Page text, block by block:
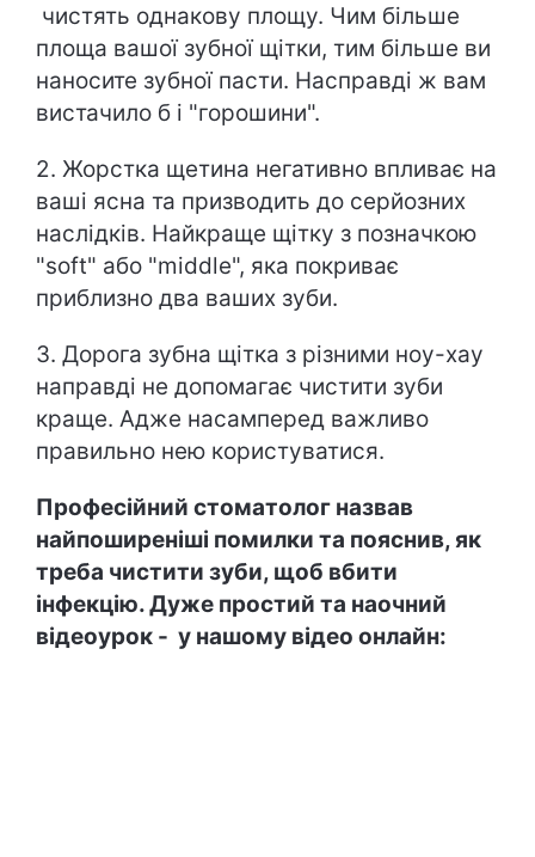
чистять однакову площу. Чим більше
площа вашої зубної щітки, тим більше ви
наносите зубної пасти. Насправді ж вам
вистачило б і "горошини".
2. Жорстка щетина негативно впливає на
ваші ясна та призводить до серйозних
наслідків. Найкраще щітку з позначкою
"soft" або "middle", яка покриває
приблизно два ваших зуби.
3. Дорога зубна щітка з різними ноу-хау
направді не допомагає чистити зуби
краще. Адже насамперед важливо
правильно нею користуватися.
Професійний стоматолог назвав
найпоширеніші помилки та пояснив, як
треба чистити зуби, щоб вбити
інфекцію. Дуже простий та наочний
відеоурок - у нашому відео онлайн: